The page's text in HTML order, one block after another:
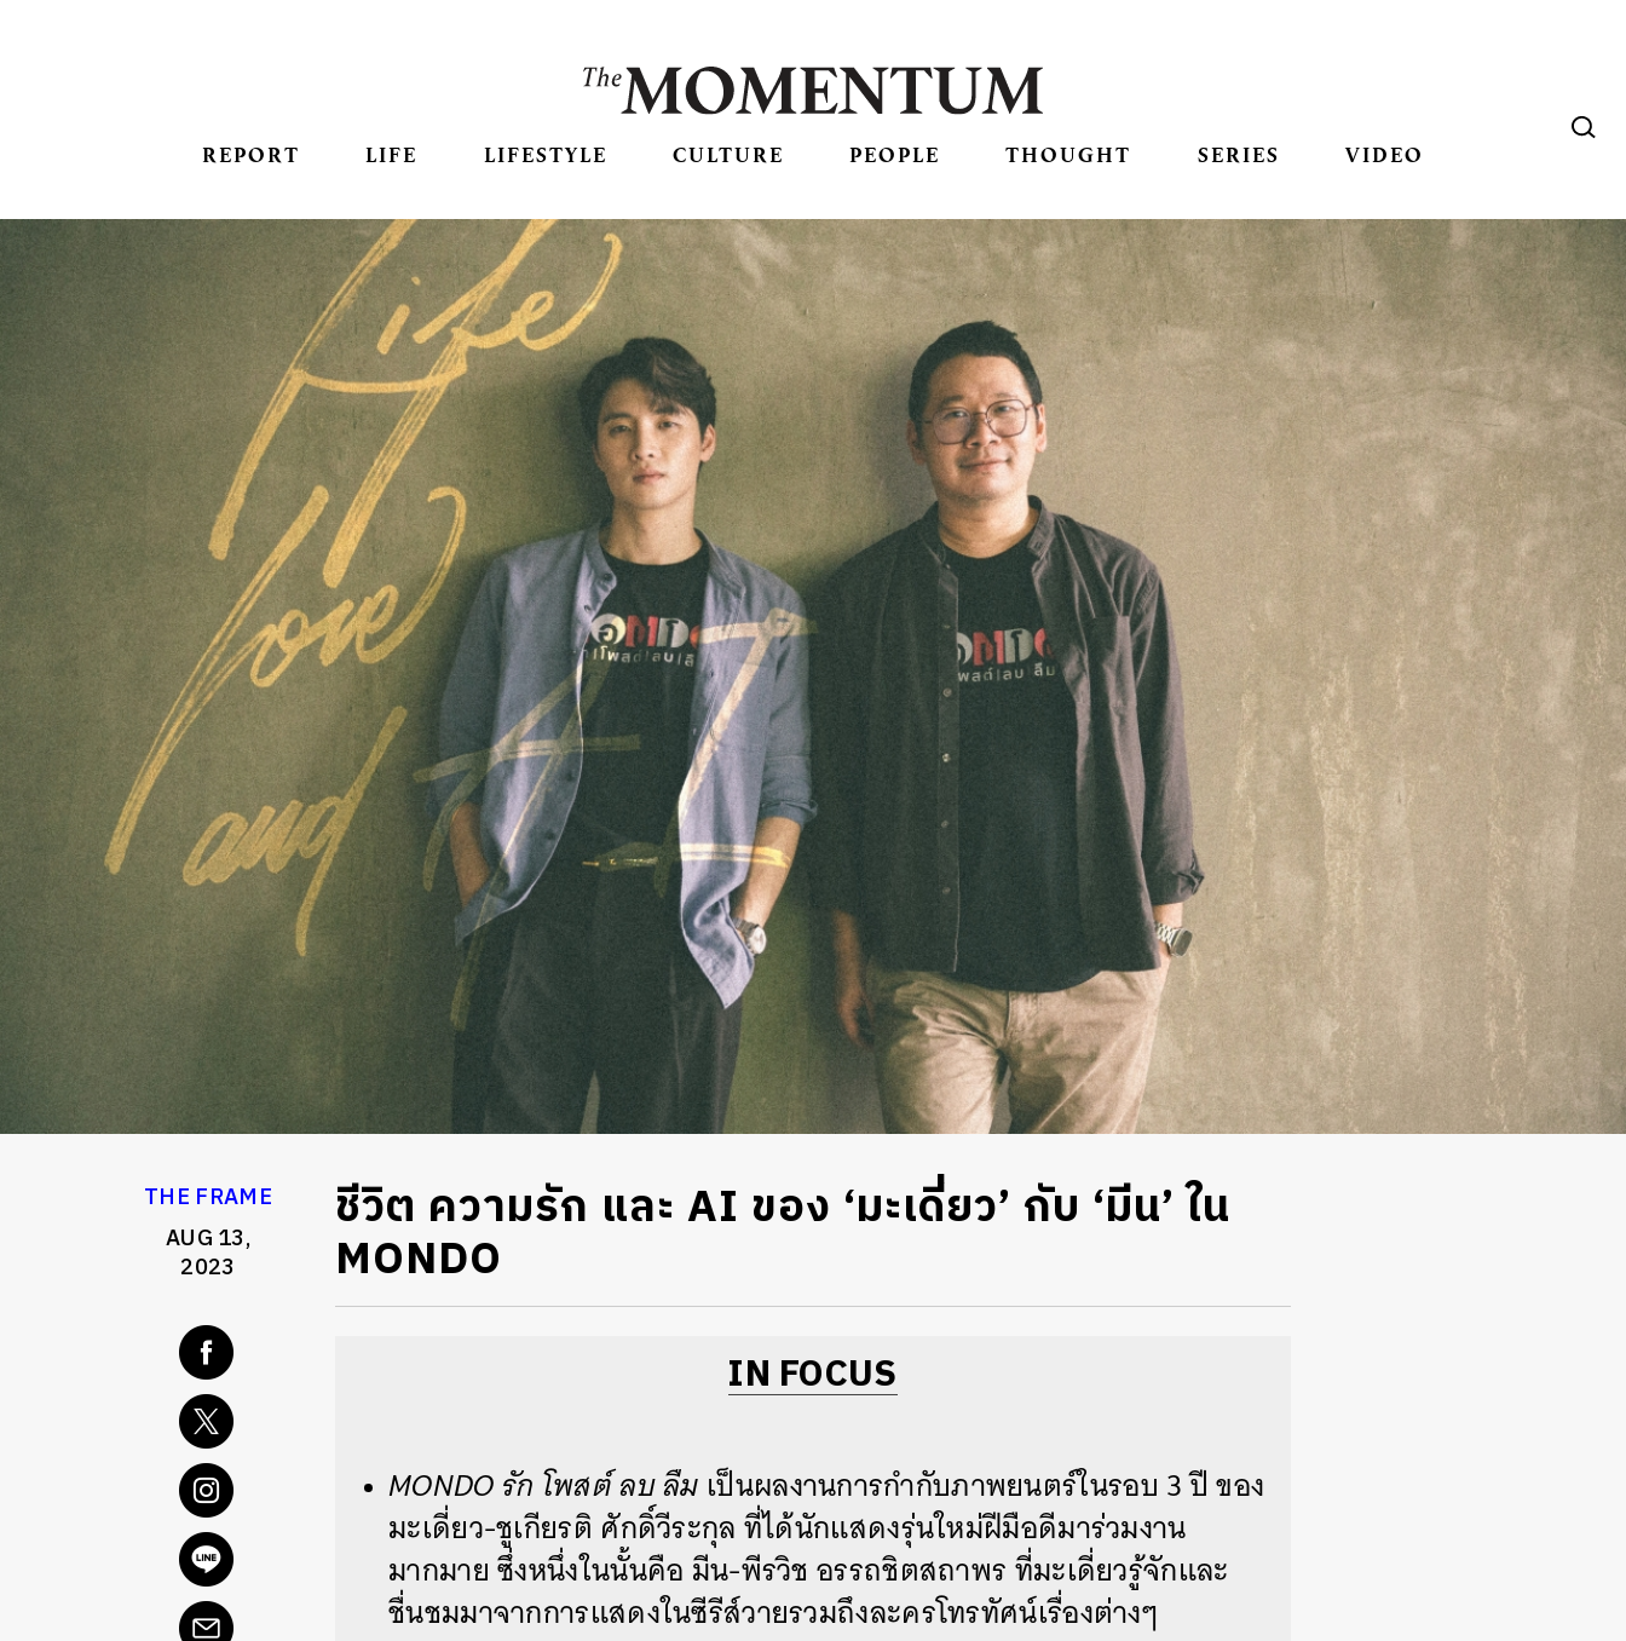
REPORT LIFE LIFESTYLE CULTURE PEOPLE THOUGHT SERIES VIDEO
THE FRAME
AUG 13,
2023
ชีวิต ความรัก และ AI ของ ‘มะเดี่ยว’ กับ ‘มีน’ ใน
MONDO
IN FOCUS
MONDO รัก โพสต์ ลบ ลืม เป็นผลงานการกำกับภาพยนตร์ในรอบ 3 ปี ของ
มะเดี่ยว-ชูเกียรติ ศักดิ์วีระกุล ที่ได้นักแสดงรุ่นใหม่ฝีมือดีมาร่วมงาน
มากมาย ซึ่งหนึ่งในนั้นคือ มีน-พีรวิช อรรถชิตสถาพร ที่มะเดี่ยวรู้จักและ
ชื่นชมมาจากการแสดงในซีรีส์วายรวมถึงละครโทรทัศน์เรื่องต่างๆ